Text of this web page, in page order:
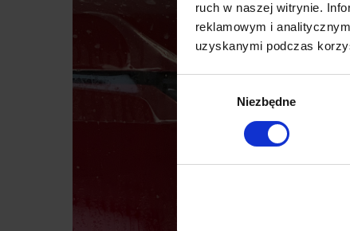
ruch w naszej witrynie.
reklamowym i
uzyskanymi podczas
zgody
Niezbędne